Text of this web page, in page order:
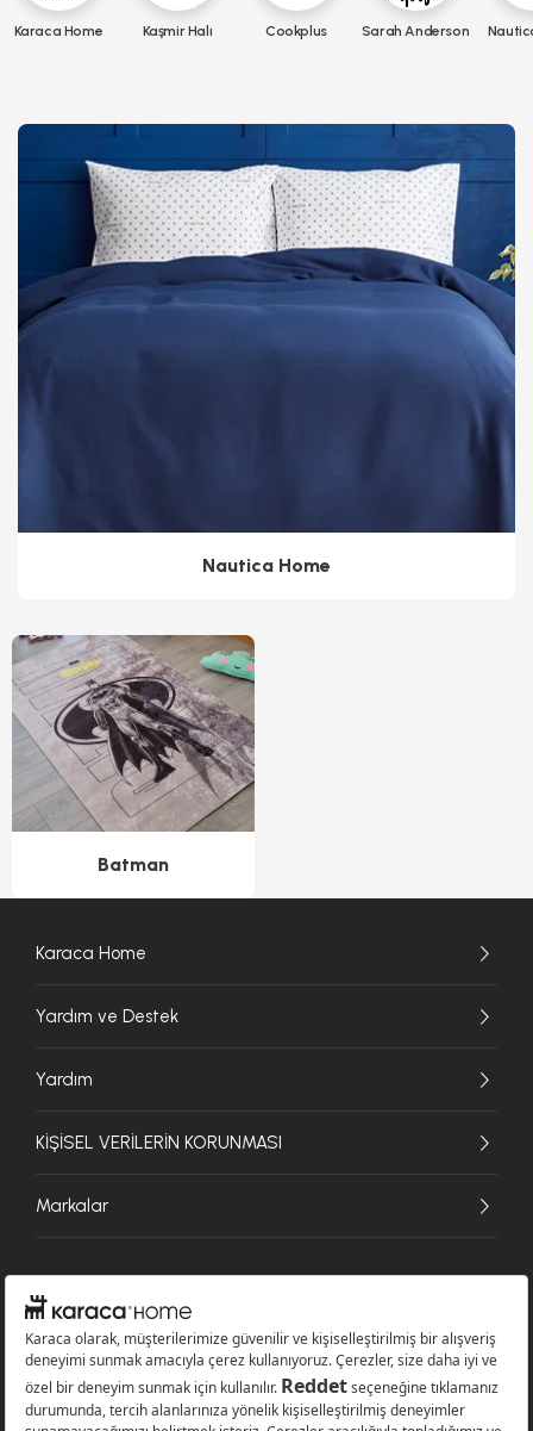
Karaca Home Kaşmir Halı Cookplus Sarah Anderson
Nautica Home
Batman
Karaca Home
Yardım ve Destek
Yardım
KİŞİSEL VERİLERİN KORUNMASI
Markalar